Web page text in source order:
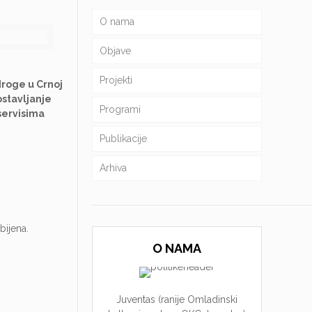
u Crnoj
O nama
Objave
Projekti
Programi
Publikacije
Arhiva
O NAMA
Juventas (ranije Omladinski